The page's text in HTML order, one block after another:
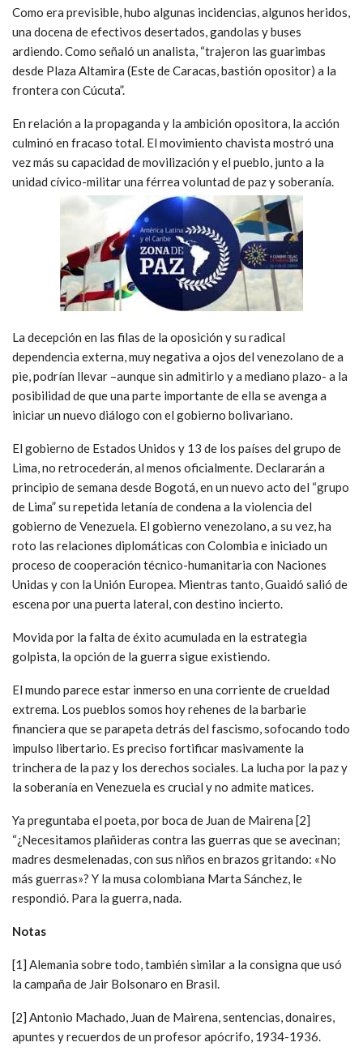
Como era previsible, hubo algunas incidencias, algunos heridos,
una docena de efectivos desertados, gandolas y buses
ardiendo. Como señaló un analista, “trajeron las guarimbas
desde Plaza Altamira (Este de Caracas, bastión opositor) a la
frontera con Cúcuta”.
En relación a la propaganda y la ambición opositora, la acción
culminó en fracaso total. El movimiento chavista mostró una
vez más su capacidad de movilización y el pueblo, junto a la
unidad cívico-militar una férrea voluntad de paz y soberanía.
La decepción en las filas de la oposición y su radical
dependencia externa, muy negativa a ojos del venezolano de a
pie, podrían llevar –aunque sin admitirlo y a mediano plazo- a la
posibilidad de que una parte importante de ella se avenga a
iniciar un nuevo diálogo con el gobierno bolivariano.
El gobierno de Estados Unidos y 13 de los países del grupo de
Lima, no retrocederán, al menos oficialmente. Declararán a
principio de semana desde Bogotá, en un nuevo acto del “grupo
de Lima” su repetida letanía de condena a la violencia del
gobierno de Venezuela. El gobierno venezolano, a su vez, ha
roto las relaciones diplomáticas con Colombia e iniciado un
proceso de cooperación técnico-humanitaria con Naciones
Unidas y con la Unión Europea. Mientras tanto, Guaidó salió de
escena por una puerta lateral, con destino incierto.
Movida por la falta de éxito acumulada en la estrategia
golpista, la opción de la guerra sigue existiendo.
El mundo parece estar inmerso en una corriente de crueldad
extrema. Los pueblos somos hoy rehenes de la barbarie
financiera que se parapeta detrás del fascismo, sofocando todo
impulso libertario. Es preciso fortificar masivamente la
trinchera de la paz y los derechos sociales. La lucha por la paz y
la soberanía en Venezuela es crucial y no admite matices.
Ya preguntaba el poeta, por boca de Juan de Mairena [2]
“¿Necesitamos plañideras contra las guerras que se avecinan;
madres desmelenadas, con sus niños en brazos gritando: «No
más guerras»? Y la musa colombiana Marta Sánchez, le
respondió. Para la guerra, nada.
Notas
[1] Alemania sobre todo, también similar a la consigna que usó
la campaña de Jair Bolsonaro en Brasil.
[2] Antonio Machado, Juan de Mairena, sentencias, donaires,
apuntes y recuerdos de un profesor apócrifo, 1934-1936.